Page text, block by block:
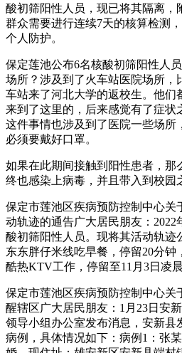
酸初筛阳性人员，现已将其隔离，
群众需要进行连续7天的核算检测
个人防护。
保定莲池公布6名核酸初筛阳性人
场所？涉及到了火车站医院场所，
车站来了河北大学的返校生。他们
来到了这里的，后来感觉有了症状
这件事情也涉及到了医院一些场所
必须要戴好口罩。
如果在此期间接触到阳性患者，那
终也感染上病毒，并且带入到校园
保定市莲池区疾病预防控制中心关
动轨迹的通告广大居民朋友：2022
酸初筛阳性人员。现将其活动轨迹
东东胖仔米线吃早餐，停留20分钟
酷热KTV工作，停留至11月3日凌晨
保定市莲池区疾病预防控制中心关
醒辖区广大居民朋友：1月23日安
领导小组办公室发布消息，安新县
病例，具体情况如下：病例1：张